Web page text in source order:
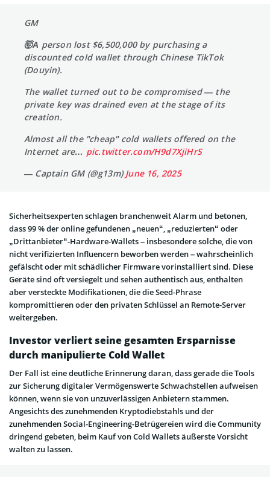
GM
🤯А person lost $6,500,000 by purchasing a
discounted cold wallet through Chinese TikTok
(Douyin).
The wallet turned out to be compromised — the
private key was drained even at the stage of its
creation.
Almost all the "cheap" cold wallets offered on the
Internet are… pic.twitter.com/H9d7XjiHrS
— Captain GM (@g13m)June 16, 2025
Sicherheitsexperten schlagen branchenweit Alarm und betonen,
dass 99 % der online gefundenen „neuen“, „reduzierten“ oder
„Drittanbieter“-Hardware-Wallets – insbesondere solche, die von
nicht verifizierten Influencern beworben werden – wahrscheinlich
gefälscht oder mit schädlicher Firmware vorinstalliert sind. Diese
Geräte sind oft versiegelt und sehen authentisch aus, enthalten
aber versteckte Modifikationen, die die Seed-Phrase
kompromittieren oder den privaten Schlüssel an Remote-Server
weitergeben.
Investor verliert seine gesamten Ersparnisse
durch manipulierte Cold Wallet
Der Fall ist eine deutliche Erinnerung daran, dass gerade die Tools
zur Sicherung digitaler Vermögenswerte Schwachstellen aufweisen
können, wenn sie von unzuverlässigen Anbietern stammen.
Angesichts des zunehmenden Kryptodiebstahls und der
zunehmenden Social-Engineering-Betrügereien wird die Community
dringend gebeten, beim Kauf von Cold Wallets äußerste Vorsicht
walten zu lassen.